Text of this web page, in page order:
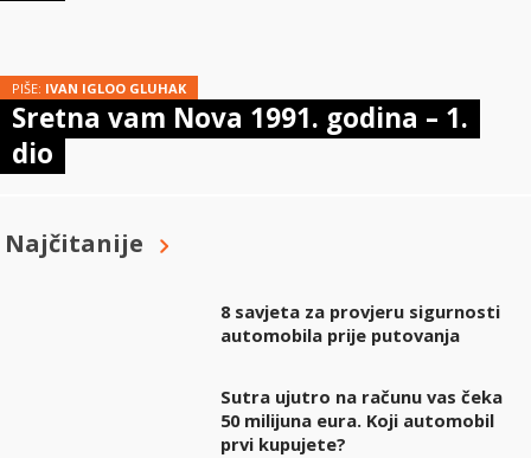
PIŠE: IVAN IGLOO GLUHAK
Sretna vam Nova 1991. godina – 1.
dio
Najčitanije
8 savjeta za provjeru sigurnosti
automobila prije putovanja
Sutra ujutro na računu vas čeka
50 milijuna eura. Koji automobil
prvi kupujete?